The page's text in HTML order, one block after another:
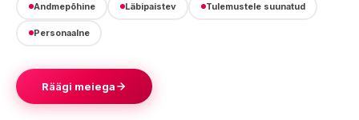
Andmepõhine Läbipaistev Tulemustele suunatud
Personaalne
Räägi meiega